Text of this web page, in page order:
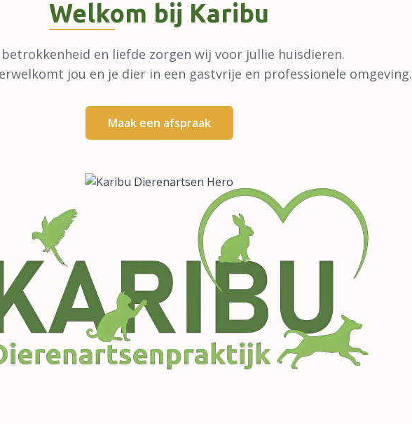
Welkom bij Karibu
en liefde zorgen wij voor jullie huisdieren.
jou en je dier in een gastvrije en professionele omgeving.
Maak een afspraak